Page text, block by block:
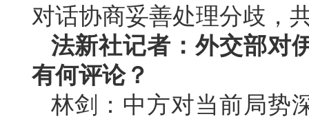
对话协商妥善处理分歧，
法新社记者：外交部对
有何评论？
林剑：中方对当前局势